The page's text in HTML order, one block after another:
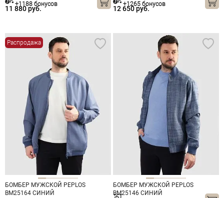
11 880 руб.
+1188 бонусов
12 650 руб.
+1265 бонусов
Распродажа
БОМБЕР МУЖСКОЙ PEPLOS
BM25164 СИНИЙ
БОМБЕР МУЖСКОЙ PEPLOS
BM25146 СИНИЙ